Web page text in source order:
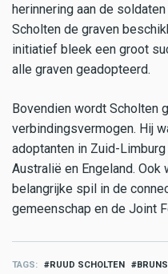
herinnering aan de
Scholten de graven
initiatief bleek een groot
alle graven geadopteerd.
Bovendien wordt Scholten
verbindingsvermogen. Hij
adoptanten in Zuid-
Australië en Engeland.
belangrijke spil in de
gemeenschap en de Joint
TAGS RUUD SCHOLTEN